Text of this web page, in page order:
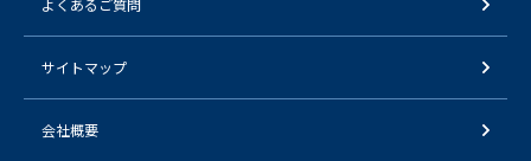
よくあるご質問
サイトマップ
会社概要